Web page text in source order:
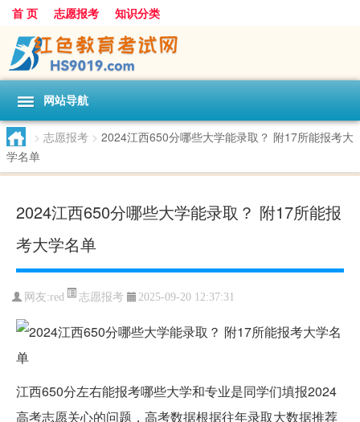
首 页 志愿报考 知识分类
网站导航
> 志愿报考 > 2024江西650分哪些大学能录取？ 附17所能报考大
学名单
2024江西650分哪些大学能录取？ 附17所能报
考大学名单
网友:red 志愿报考 2025-09-20 12:37:31
江西650分左右能报考哪些大学和专业是同学们填报2024
高考志愿关心的问题，高考数据根据往年录取大数据推荐